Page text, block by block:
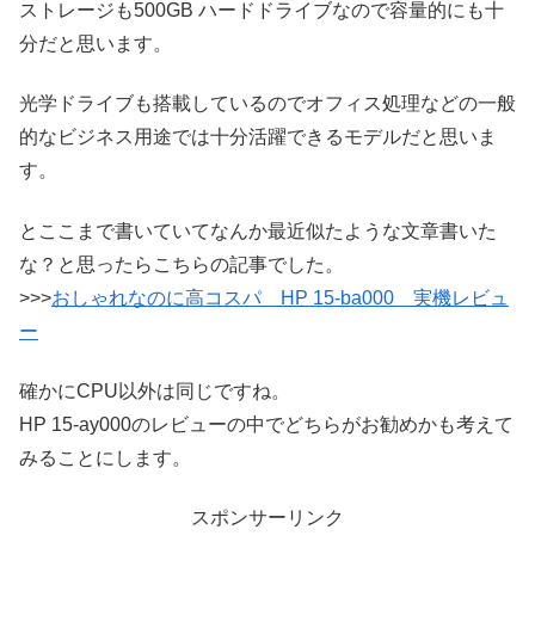
ストレージも500GB ハードドライブなので容量的にも十
分だと思います。
光学ドライブも搭載しているのでオフィス処理などの一般
的なビジネス用途では十分活躍できるモデルだと思いま
す。
とここまで書いていてなんか最近似たような文章書いた
な？と思ったらこちらの記事でした。
>>>おしゃれなのに高コスパ HP 15-ba000 実機レビュ
ー
確かにCPU以外は同じですね。
HP 15-ay000のレビューの中でどちらがお勧めかも考えて
みることにします。
スポンサーリンク